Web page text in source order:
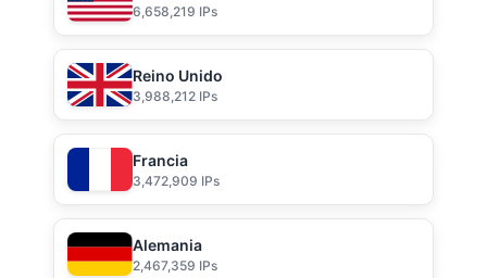
6,658,219 IPs
Reino Unido
3,988,212 IPs
Francia
3,472,909 IPs
Alemania
2,467,359 IPs